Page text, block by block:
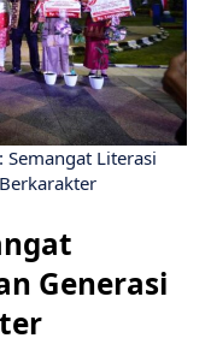
Semangat Literasi
Generasi